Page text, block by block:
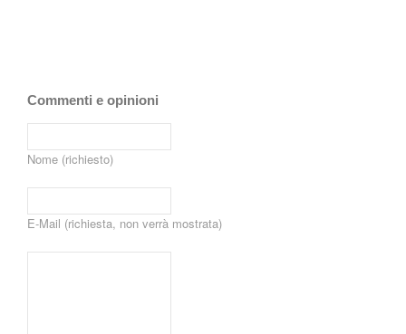
Commenti e opinioni
Nome (richiesto)
E-Mail (richiesta, non verrà mostrata)